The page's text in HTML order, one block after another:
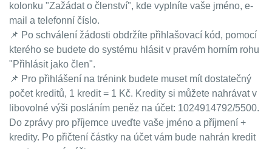
kolonku "Zažádat o členství", kde vyplníte vaše jméno, e-
mail a telefonní číslo.
📌 Po schválení žádosti obdržíte přihlašovací kód, pomocí
kterého se budete do systému hlásit v pravém horním rohu
"Přihlásit jako člen".
📌 Pro přihlášení na trénink budete muset mít dostatečný
počet kreditů, 1 kredit = 1 Kč. Kredity si můžete nahrávat v
libovolné výši posláním peněz na účet: 1024914792/5500.
Do zprávy pro příjemce uveďte vaše jméno a příjmení +
kredity. Po přičtení částky na účet vám bude nahrán kredit